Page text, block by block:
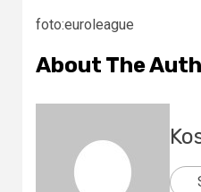
foto:euroleague
About The